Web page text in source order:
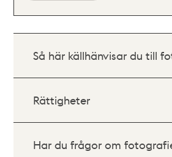
Så här källhänvisar du till
Rättigheter
Har du frågor om